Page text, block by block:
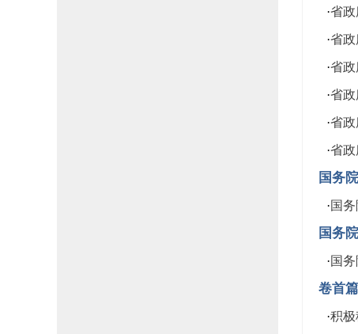
·省政
·省政
·省政
·省政
·省政
·省政
国务
·国
国务
·国
卷首篇
·积